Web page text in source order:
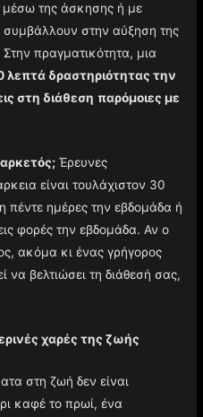
μέσω της άσκησης ή με
συμβάλλουν στην αύξηση της
πραγματικότητα, μια
​​λεπτά δραστηριότητας την
στη διάθεση παρόμοιες με
Έρευνες
είναι τουλάχιστον 30
πέντε ημέρες την εβδομάδα ή
φορές την εβδομάδα. Αν ο
ακόμα κι ένας γρήγορος
να βελτιώσει τη διάθεσή σας,
χαρές της ζωής
στη ζωή δεν είναι
καφέ το πρωί, ένα